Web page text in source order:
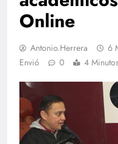
Online
Antonio.herrera
6
Envió
0 4 Minutos